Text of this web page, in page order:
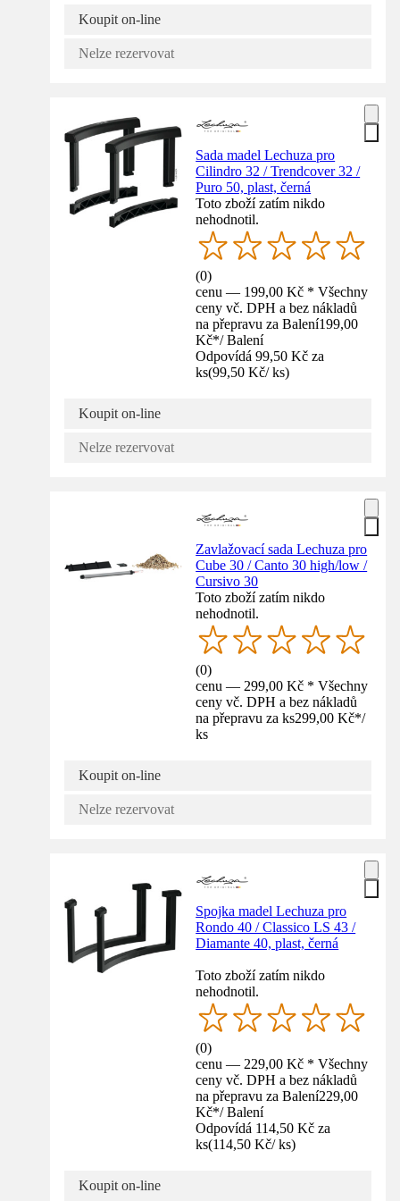
Koupit on-line
Nelze rezervovat
Sada madel Lechuza pro
Cilindro 32 / Trendcover 32 /
Puro 50, plast, černá
Toto zboží zatím nikdo
nehodnotil.
(0)
cenu — 199,00 Kč * Všechny
ceny vč. DPH a bez nákladů
na přepravu za Balení199,00
Kč*/ Balení
Odpovídá 99,50 Kč za
ks(99,50 Kč/ ks)
Koupit on-line
Nelze rezervovat
Zavlažovací sada Lechuza pro
Cube 30 / Canto 30 high/low /
Cursivo 30
Toto zboží zatím nikdo
nehodnotil.
(0)
cenu — 299,00 Kč * Všechny
ceny vč. DPH a bez nákladů
na přepravu za ks299,00 Kč*/
ks
Koupit on-line
Nelze rezervovat
Spojka madel Lechuza pro
Rondo 40 / Classico LS 43 /
Diamante 40, plast, černá
Toto zboží zatím nikdo
nehodnotil.
(0)
cenu — 229,00 Kč * Všechny
ceny vč. DPH a bez nákladů
na přepravu za Balení229,00
Kč*/ Balení
Odpovídá 114,50 Kč za
ks(114,50 Kč/ ks)
Koupit on-line